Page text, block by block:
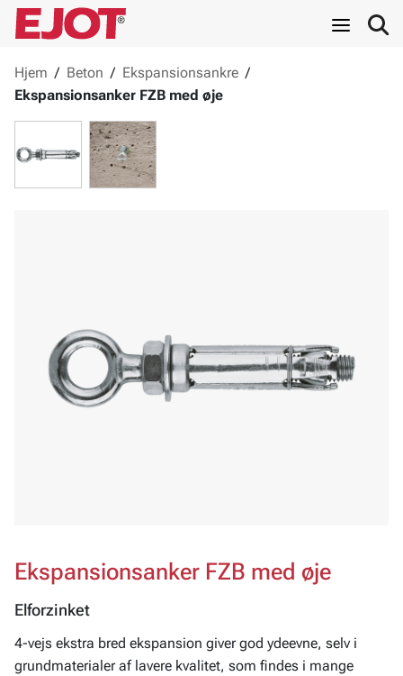
Hjem / Beton / Ekspansionsankre /
Ekspansionsanker FZB med øje
Ekspansionsanker FZB med øje
Elforzinket
4-vejs ekstra bred ekspansion giver god ydeevne, selv i
grundmaterialer af lavere kvalitet, som findes i mange